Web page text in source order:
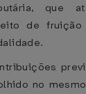
que
de
no